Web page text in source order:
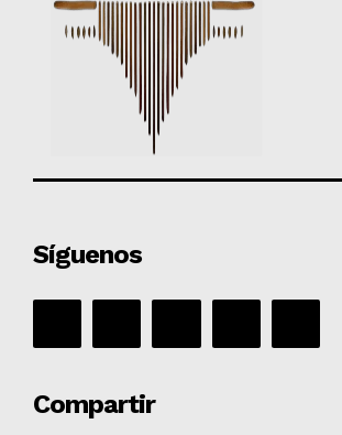
Síguenos
Compartir